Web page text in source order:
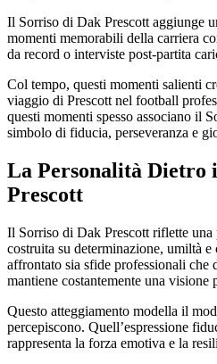
Il Sorriso di Dak Prescott aggiunge
momenti memorabili della carriera
da record o interviste post-partita
Col tempo, questi momenti salienti
viaggio di Prescott nel football
questi momenti spesso associano il
simbolo di fiducia, perseveranza e
La Personalità Dietro
Prescott
Il Sorriso di Dak Prescott riflette una
costruita su determinazione, umiltà e
affrontato sia sfide professionali che
mantiene costantemente una visione
Questo atteggiamento modella il
percepiscono. Quell’espressione
rappresenta la forza emotiva e la